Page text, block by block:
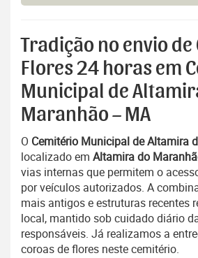
Tradição no envio de
Flores 24 horas em
Municipal de
Maranhão – MA
O Cemitério Municipal de Altamira
localizado em Altamira do
vias internas que permitem o
por veículos autorizados. A
mais antigos e estruturas recentes
local, mantido sob cuidado diário
responsáveis. Já realizamos a
coroas de flores neste cemitério.